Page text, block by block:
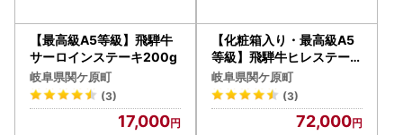
【最高級A5等級】飛騨牛
サーロインステーキ200g
岐阜県関ケ原町
(3)
17,000
【化粧箱入り・最高級A5
等級】飛騨牛ヒレステーキ
150g×3枚
岐阜県関ケ原町
(3)
72,000